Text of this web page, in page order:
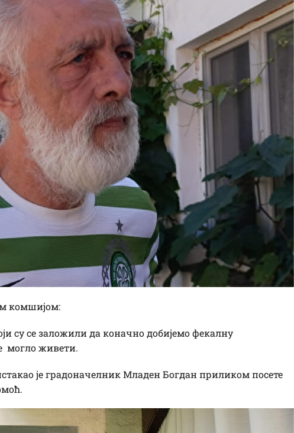
комшијом:
су се заложили да коначно добијемо фекалну
могло живети.
је градоначелник Младен Богдан приликом посете